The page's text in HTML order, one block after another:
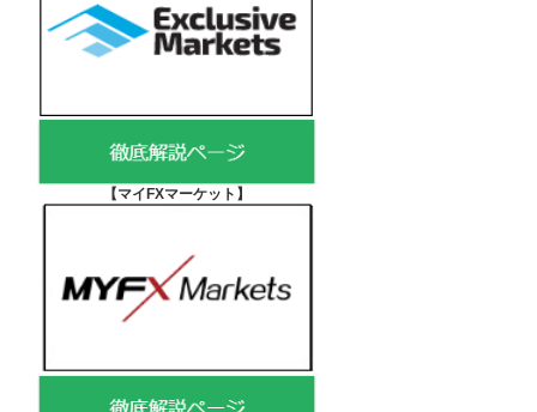
【マイFXマーケット 】